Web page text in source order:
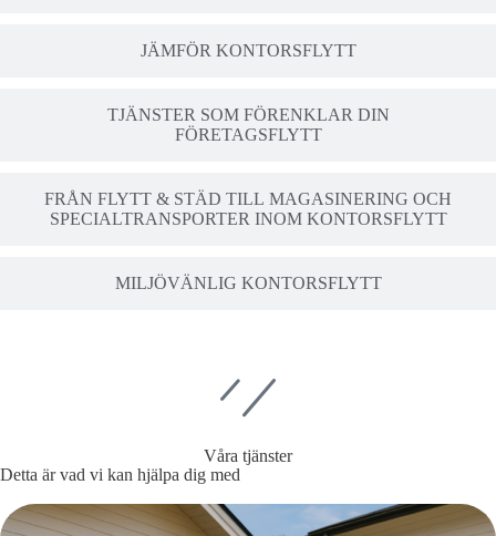
JÄMFÖR KONTORSFLYTT
TJÄNSTER SOM FÖRENKLAR DIN
FÖRETAGSFLYTT
FRÅN FLYTT & STÄD TILL MAGASINERING OCH
SPECIALTRANSPORTER INOM KONTORSFLYTT
MILJÖVÄNLIG KONTORSFLYTT
Våra tjänster
Detta är vad vi kan hjälpa dig med